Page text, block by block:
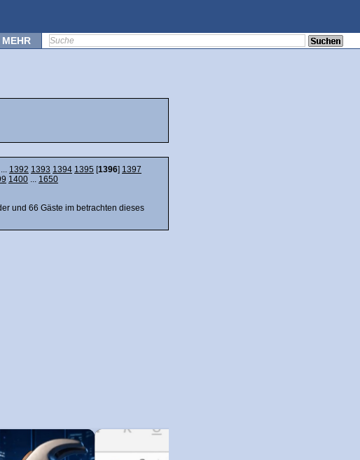
MEHR
... 1392 1393 1394 1395 [1396] 1397
1400 ... 1650
und 66 Gäste im betrachten dieses